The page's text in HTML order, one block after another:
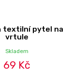
textilní pytel na
vrtule
Skladem
69 Kč